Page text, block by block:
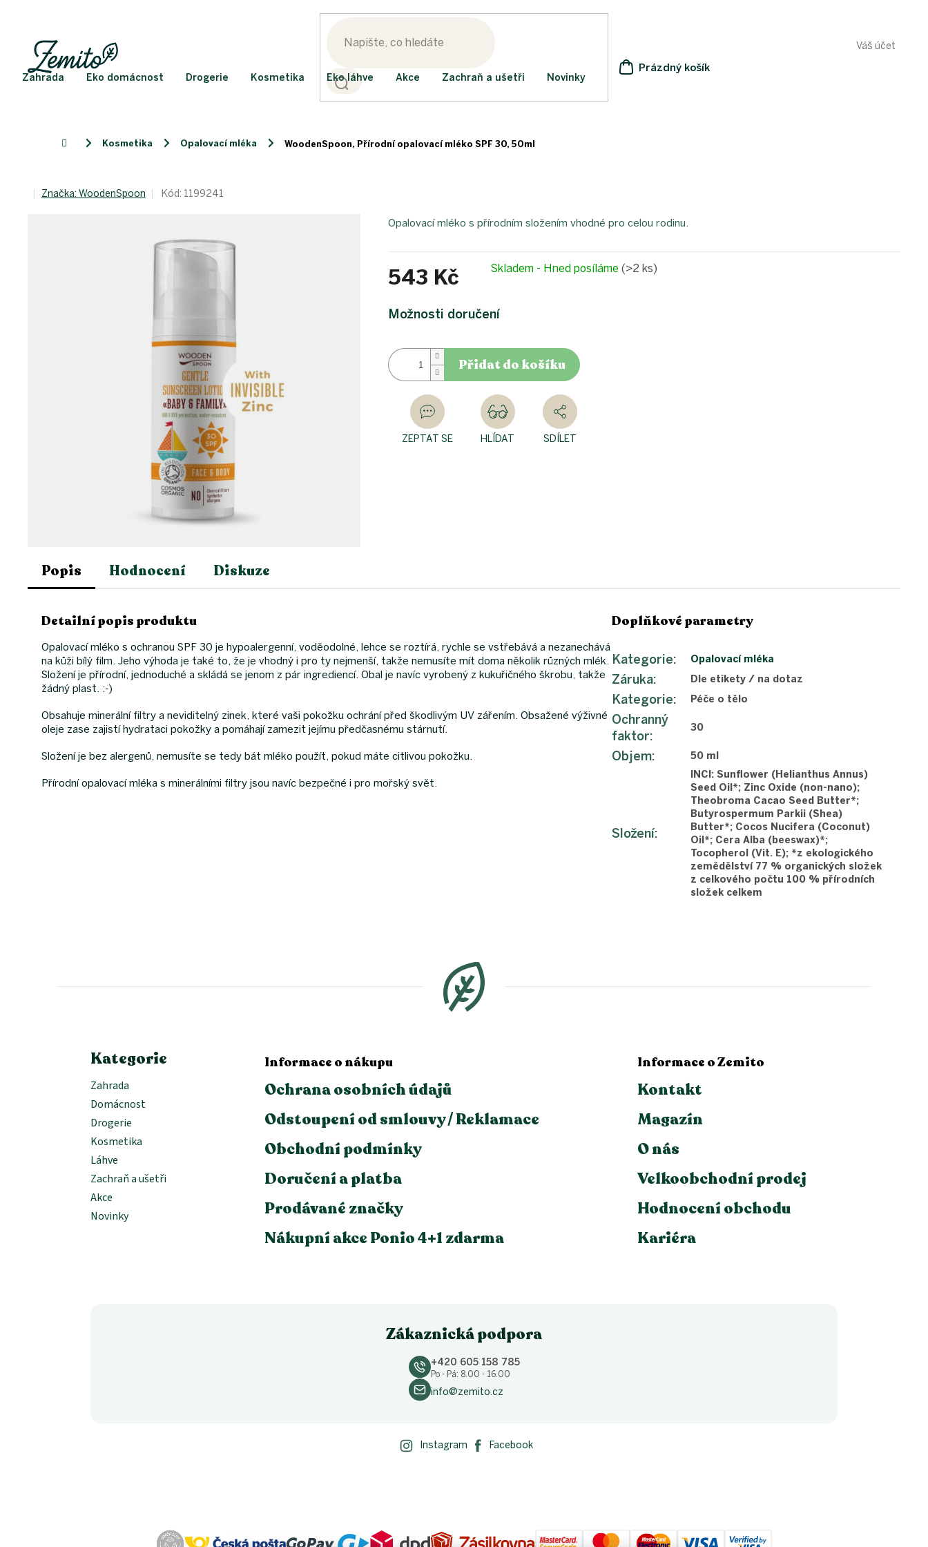
Váš účet
NÁKUPNÍ
Prázdný košík
Zahrada Eko domácnost Drogerie Kosmetika Eko láhve Akce Zachraň a ušetři Novinky
Domů Kosmetika Opalovací mléka WoodenSpoon, Přírodní opalovací mléko SPF 30, 50ml
Značka: WoodenSpoon Kód: 1199241
543 Kč
cena:
Skladem - Hned posíláme(>2 ks)
Možnosti doručení
Přidat do košíku
Opalovací mléko s přírodním složením vhodné pro celou rodinu.
ZEPTAT SE HLÍDAT SDÍLET
Popis Hodnocení Diskuze
Detailní popis produktu
Opalovací mléko s ochranou SPF 30 je hypoalergenní, voděodolné, lehce se roztírá, rychle se vstřebává a nezanechává
na kůži bílý film. Jeho výhoda je také to, že je vhodný i pro ty nejmenší, takže nemusíte mít doma několik různých mlék.
Složení je přírodní, jednoduché a skládá se jenom z pár ingrediencí. Obal je navíc vyrobený z kukuřičného škrobu, takže
žádný plast. :-)
Obsahuje minerální filtry a neviditelný zinek, které vaši pokožku ochrání před škodlivým UV zářením. Obsažené výživné
oleje zase zajistí hydrataci pokožky a pomáhají zamezit jejímu předčasnému stárnutí.
Složení je bez alergenů, nemusíte se tedy bát mléko použít, pokud máte citlivou pokožku.
Přírodní opalovací mléka s minerálními filtry jsou navíc bezpečné i pro mořský svět.
Doplňkové parametry
Kategorie: Opalovací mléka
Záruka: Dle etikety / na dotaz
Kategorie: Péče o tělo
Ochranný
faktor:
30
Objem: 50 ml
Složení:
INCI: Sunflower (Helianthus Annus)
Seed Oil*; Zinc Oxide (non-nano);
Theobroma Cacao Seed Butter*;
Butyrospermum Parkii (Shea)
Butter*; Cocos Nucifera (Coconut)
Oil*; Cera Alba (beeswax)*;
Tocopherol (Vit. E); *z ekologického
zemědělství 77 % organických složek
z celkového počtu 100 % přírodních
složek celkem
Kategorie
Zahrada
Domácnost
Drogerie
Kosmetika
Láhve
Zachraň a ušetři
Akce
Novinky
Informace o nákupu
Ochrana osobních údajů
Odstoupení od smlouvy / Reklamace
Obchodní podmínky
Doručení a platba
Prodávané značky
Nákupní akce Ponio 4+1 zdarma
Informace o Zemito
Kontakt
Magazín
O nás
Velkoobchodní prodej
Hodnocení obchodu
Kariéra
Zákaznická podpora
+420 605 158 785
Po - Pá: 8.00 - 16.00
info@zemito.cz
Instagram Facebook